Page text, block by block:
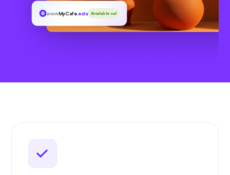
wwwMyCafe.estateAvailable na!